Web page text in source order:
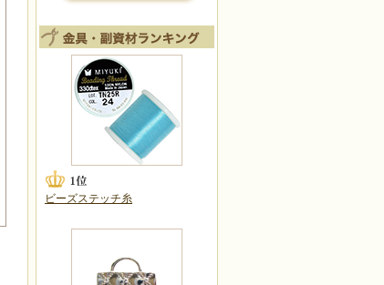
ビーズステッチ糸